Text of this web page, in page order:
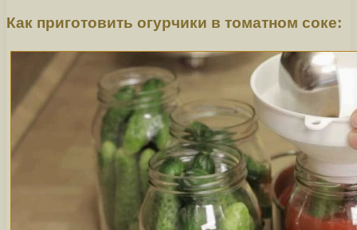
Как приготовить огурчики в томатном соке: